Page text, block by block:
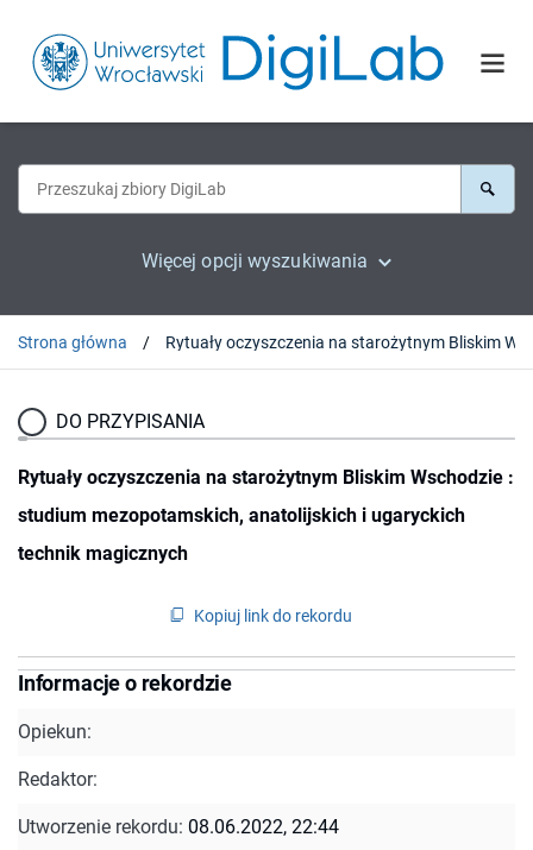
Więcej opcji wyszukiwania
Strona główna
DO PRZYPISANIA
Rytuały oczyszczenia na starożytnym Bliskim Wschodzie :
studium mezopotamskich, anatolijskich i ugaryckich
technik magicznych
Kopiuj link do rekordu
Informacje o rekordzie
Opiekun:
Redaktor:
Utworzenie rekordu: 08.06.2022, 22:44